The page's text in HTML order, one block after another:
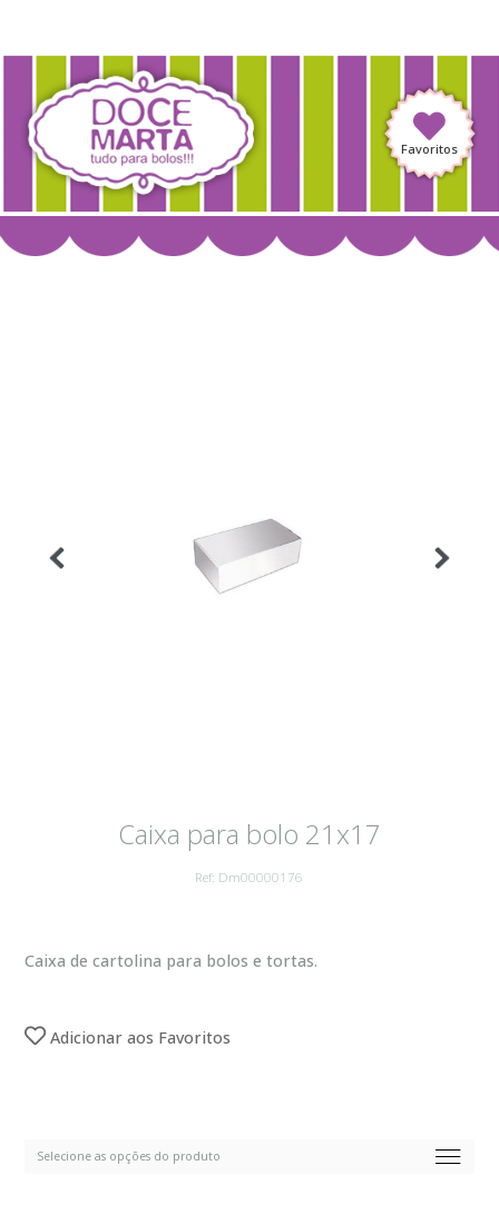
Favoritos
Caixa para bolo 21x17
Ref: Dm00000176
Caixa de cartolina para bolos e tortas.
Adicionar aos Favoritos